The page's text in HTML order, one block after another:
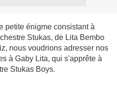
petite énigme consistant à
Stukas, de Lita Bembo
nous voudrions adresser nos
à Gaby Lita, qui s'apprête à
Stukas Boys.